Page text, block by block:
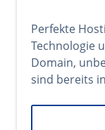
Perfekte
Technologie
Domain,
sind bereits